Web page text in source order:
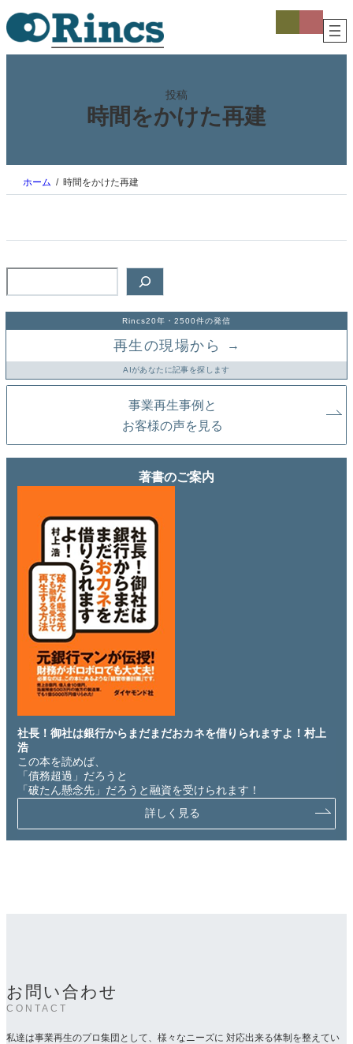
内
容
を
ス
コ
コ
投稿
時間をかけた再建
ホーム 時間をかけた再建
Rincs20年・2500件の発信
再生の現場から →
AIがあなたに記事を探します
事業再生事例と
お客様の声を見る
著書のご案内
社長！御社は銀行からまだまだおカネを借りられますよ！村上
浩
この本を読めば、
「債務超過」だろうと
「破たん懸念先」だろうと融資を受けられます！
詳しく見る
お問い合わせ
CONTACT
私達は事業再生のプロ集団として、様々なニーズに 対応出来る体制を整えてい